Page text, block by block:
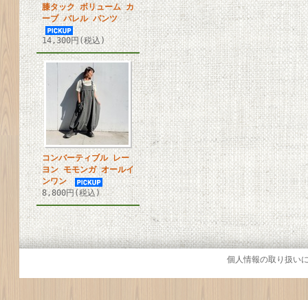
膝タック ボリューム カ
ーブ バレル パンツ
14,300円(税込)
コンバーティブル レー
ヨン モモンガ オールイ
ンワン
8,800円(税込)
個人情報の取り扱い